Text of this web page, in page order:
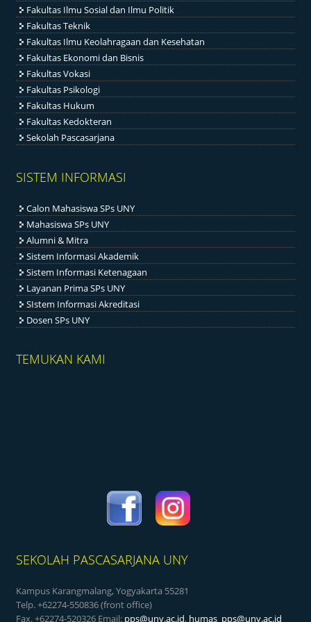
Fakultas Ilmu Sosial dan Ilmu Politik
Fakultas Teknik
Fakultas Ilmu Keolahragaan dan Kesehatan
Fakultas Ekonomi dan Bisnis
Fakultas Vokasi
Fakultas Psikologi
Fakultas Hukum
Fakultas Kedokteran
Sekolah Pascasarjana
SISTEM INFORMASI
Calon Mahasiswa SPs UNY
Mahasiswa SPs UNY
Alumni & Mitra
Sistem Informasi Akademik
Sistem Informasi Ketenagaan
Layanan Prima SPs UNY
SIstem Informasi Akreditasi
Dosen SPs UNY
TEMUKAN KAMI
SEKOLAH PASCASARJANA UNY
Kampus Karangmalang, Yogyakarta 55281
Telp. +62274-550836 (front office)
Fax. +62274-520326 Email: pps@uny.ac.id, humas_pps@uny.ac.id